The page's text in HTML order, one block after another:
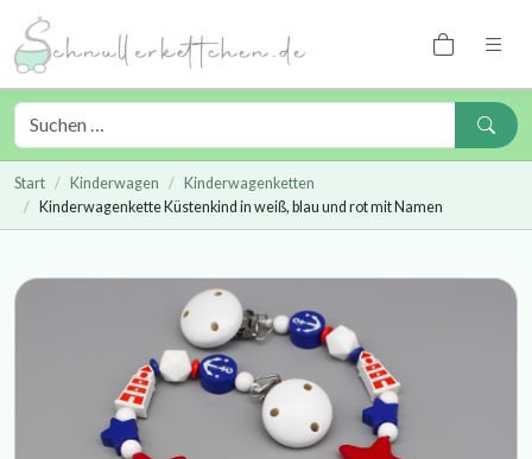
Start Kinderwagen
Kinderwagenketten
Kinderwagenkette Küstenkind in weiß, blau und rot mit Namen